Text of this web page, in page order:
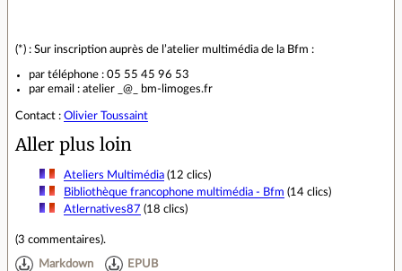
(*) : Sur inscription auprès de l’atelier multimédia de la Bfm :
par téléphone : 05 55 45 96 53
par email : atelier _@_ bm-limoges.fr
Contact : Olivier Toussaint
Aller plus loin
Ateliers Multimédia(12 clics)
Bibliothèque francophone multimédia - Bfm (14 clics)
Atlernatives87 (18 clics)
(3 commentaires).
Markdown EPUB